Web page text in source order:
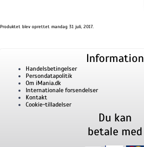
Produktet blev oprettet mandag 31 juli, 2017.
Information
Handelsbetingelser
Persondatapolitik
Om iMania.dk
Internationale forsendelser
Kontakt
Cookie-tilladelser
Du kan
betale med